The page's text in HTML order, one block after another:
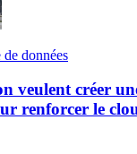
de données
veulent créer
renforcer le